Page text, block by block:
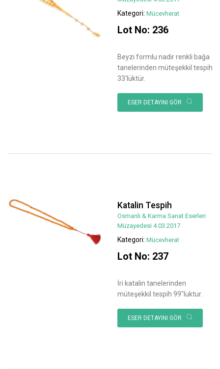
Kategori: Mücevherat
Lot No: 236
Beyzi formlu nadir renkli bağa
tanelerinden müteşekkil tespih
33‘lüktür.
ESER DETAYINI GÖR
Katalin Tespih
Osmanlı & Karma Sanat Eserleri
Müzayedesi 4.03.2017
Kategori: Mücevherat
Lot No: 237
İri katalin tanelerinden
müteşekkil tespih 99"luktur.
ESER DETAYINI GÖR